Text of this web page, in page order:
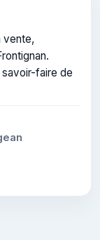
vente,
faire de